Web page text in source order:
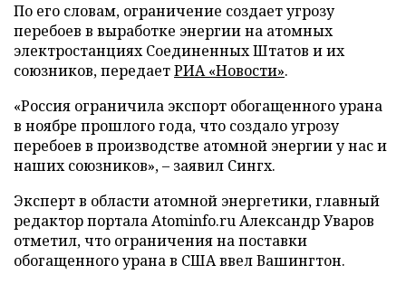
По его словам, ограничение создает угрозу
перебоев в выработке энергии на атомных
электростанциях Соединенных Штатов и их
союзников, передаетРИА «Новости».
«Россия ограничила экспорт обогащенного урана
в ноябре прошлого года, что создало угрозу
перебоев в производстве атомной энергии у нас и
наших союзников», – заявил Сингх.
Эксперт в области атомной энергетики, главный
редактор портала Atominfo.ru Александр Уваров
отметил, что ограничения на поставки
обогащенного урана в США ввел Вашингтон.